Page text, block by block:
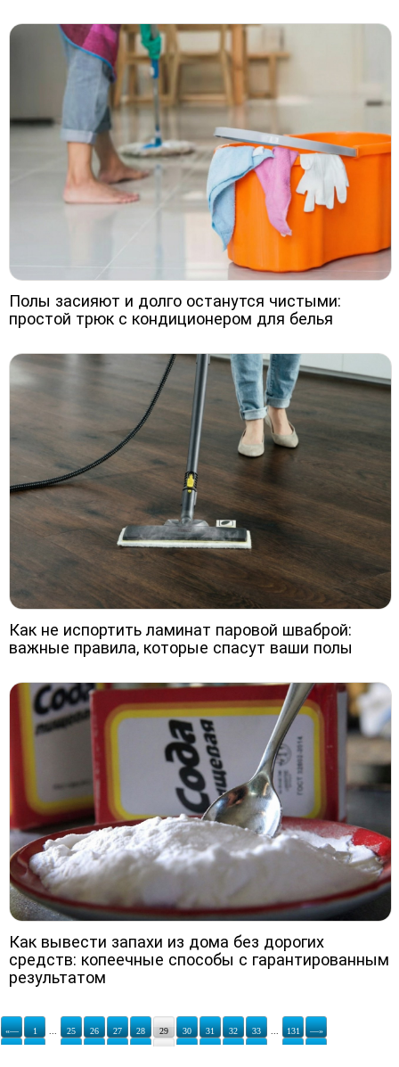
Полы засияют и долго останутся чистыми:
простой трюк с кондиционером для белья
Как не испортить ламинат паровой шваброй:
важные правила, которые спасут ваши полы
Как вывести запахи из дома без дорогих
средств: копеечные способы с гарантированным
результатом
«— 1 25 26 27 28 29 30 31 32 33 131 —»